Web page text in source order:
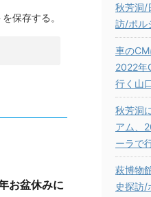
保存する。
お盆休みに
秋芳洞/
訪/ポル
車のCM
2022年
行く山
秋芳洞
アム、
ーラで
萩博物
史探訪/